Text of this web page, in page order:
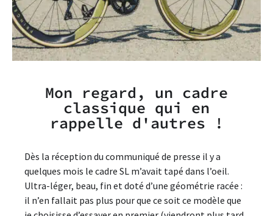
Mon regard, un cadre
classique qui en
rappelle d'autres !
Dès la réception du communiqué de presse il y a
quelques mois le cadre SL m’avait tapé dans l’oeil.
Ultra-léger, beau, fin et doté d’une géométrie racée :
il n’en fallait pas plus pour que ce soit ce modèle que